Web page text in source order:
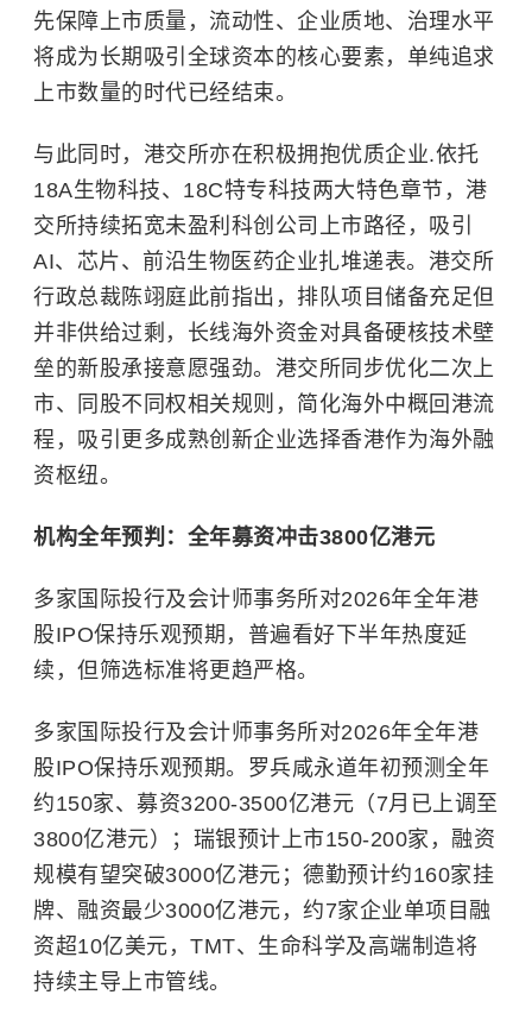
先保障上市质量，流动性、企业质地、治理水平
将成为长期吸引全球资本的核心要素，单纯追求
上市数量的时代已经结束。
与此同时，港交所亦在积极拥抱优质企业.依托
18A生物科技、18C特专科技两大特色章节，港
交所持续拓宽未盈利科创公司上市路径，吸引
AI、芯片、前沿生物医药企业扎堆递表。港交所
行政总裁陈翊庭此前指出，排队项目储备充足但
并非供给过剩，长线海外资金对具备硬核技术壁
垒的新股承接意愿强劲。港交所同步优化二次上
市、同股不同权相关规则，简化海外中概回港流
程，吸引更多成熟创新企业选择香港作为海外融
资枢纽。
机构全年预判：全年募资冲击3800亿港元
多家国际投行及会计师事务所对2026年全年港
股IPO保持乐观预期，普遍看好下半年热度延
续，但筛选标准将更趋严格。
多家国际投行及会计师事务所对2026年全年港
股IPO保持乐观预期。罗兵咸永道年初预测全年
约150家、募资3200-3500亿港元（7月已上调至
3800亿港元）；瑞银预计上市150-200家，融资
规模有望突破3000亿港元；德勤预计约160家挂
牌、融资最少3000亿港元，约7家企业单项目融
资超10亿美元，TMT、生命科学及高端制造将
持续主导上市管线。